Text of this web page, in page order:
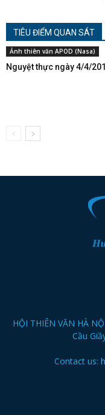
TIÊU ĐIỂM QUAN SÁT
Ảnh thiên văn APOD (Nasa)
Nguyệt thực ngày 4/4/
HỘI THIÊN VĂN HÀ
Cầu
Contact us: